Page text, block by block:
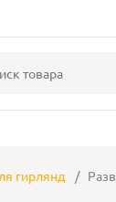
гирлянд